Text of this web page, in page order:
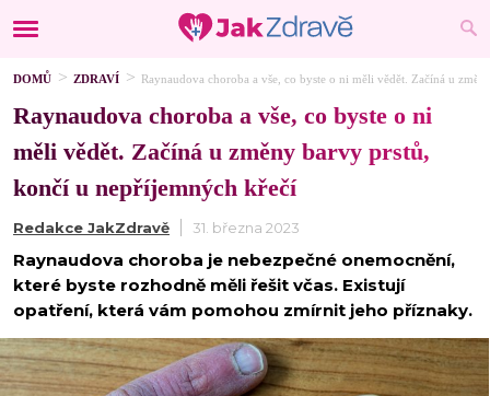
DOMŮ ZDRAVÍ Raynaudova choroba a vše, co byste o ni měli vědět. Začíná u
Raynaudova choroba a vše, co byste o ni
měli vědět. Začíná u změny barvy prstů,
končí u nepříjemných křečí
Redakce JakZdravě 31. března 2023
Raynaudova choroba je nebezpečné onemocnění,
které byste rozhodně měli řešit včas. Existují
opatření, která vám pomohou zmírnit jeho příznaky.